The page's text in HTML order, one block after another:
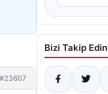
#23607
Bizi Takip Edin